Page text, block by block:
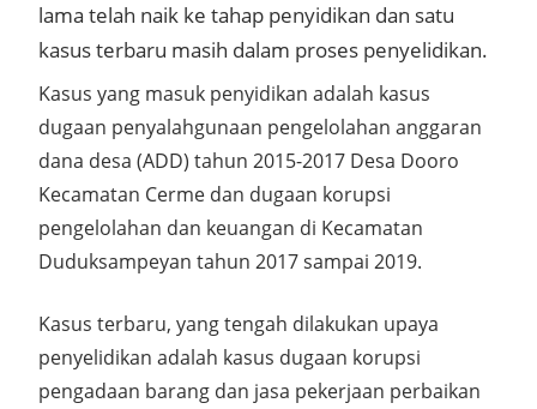
lama telah naik ke tahap penyidikan dan satu
kasus terbaru masih dalam proses penyelidikan.
Kasus yang masuk penyidikan adalah kasus
dugaan penyalahgunaan pengelolahan anggaran
dana desa (ADD) tahun 2015-2017 Desa Dooro
Kecamatan Cerme dan dugaan korupsi
pengelolahan dan keuangan di Kecamatan
Duduksampeyan tahun 2017 sampai 2019.
Kasus terbaru, yang tengah dilakukan upaya
penyelidikan adalah kasus dugaan korupsi
pengadaan barang dan jasa pekerjaan perbaikan